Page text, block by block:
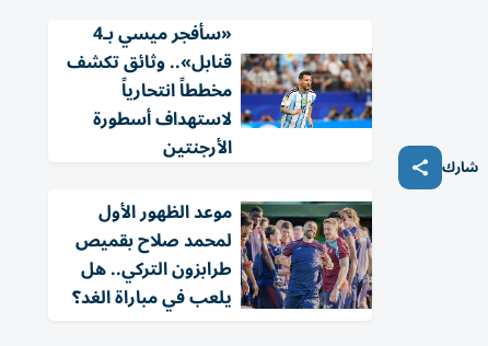
شارك
«سأفجر ميسي بـ4
قنابل».. وثائق تكشف
مخططاً انتحارياً
لاستهداف أسطورة
الأرجنتين
موعد الظهور الأول
لمحمد صلاح بقميص
طرابزون التركي.. هل
يلعب في مباراة الغد؟